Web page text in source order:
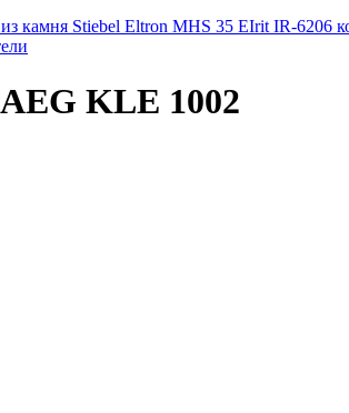
камня Stiebel Eltron MHS 35 EIrit IR-6206
KLE 1002